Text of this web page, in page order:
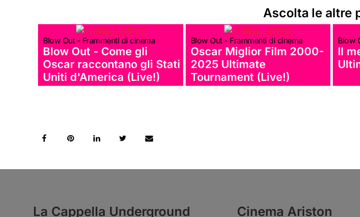
Ascolta le altre
Blow Out - Frammenti di cinema
Blow Out - Come gli
Oscar raccontano gli Stati
Uniti d'America (Live!)
Blow Out - Frammenti di cinema
Oscar Miglior Film 2000-
2025 Ultimate
Tournament (Live!)
Blow
Il
La Cappella Underground Cinema Ariston